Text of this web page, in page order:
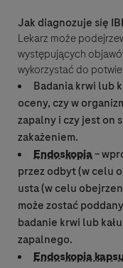
Jak diagnozuje się
Lekarz może
występujących
wykorzystać do
Badania krwi lub
oceny, czy w
zapalny i czy jest on
zakażeniem.
Endoskopia–
przez odbyt (w celu
usta (w celu
może zostać
badanie krwi lub
zapalnego.
Endoskopia